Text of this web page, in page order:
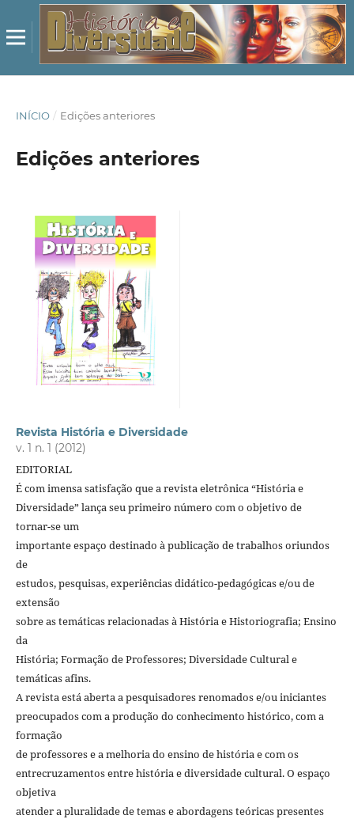
INÍCIO / Edições anteriores
Edições anteriores
Revista História e Diversidade
v. 1 n. 1 (2012)
EDITORIAL
É com imensa satisfação que a revista eletrônica “História e
Diversidade” lança seu primeiro número com o objetivo de
tornar-se um
importante espaço destinado à publicação de trabalhos oriundos
de
estudos, pesquisas, experiências didático-pedagógicas e/ou de
extensão
sobre as temáticas relacionadas à História e Historiografia; Ensino
da
História; Formação de Professores; Diversidade Cultural e
temáticas afins.
A revista está aberta a pesquisadores renomados e/ou iniciantes
preocupados com a produção do conhecimento histórico, com a
formação
de professores e a melhoria do ensino de história e com os
entrecruzamentos entre história e diversidade cultural. O espaço
objetiva
atender a pluralidade de temas e abordagens teóricas presentes